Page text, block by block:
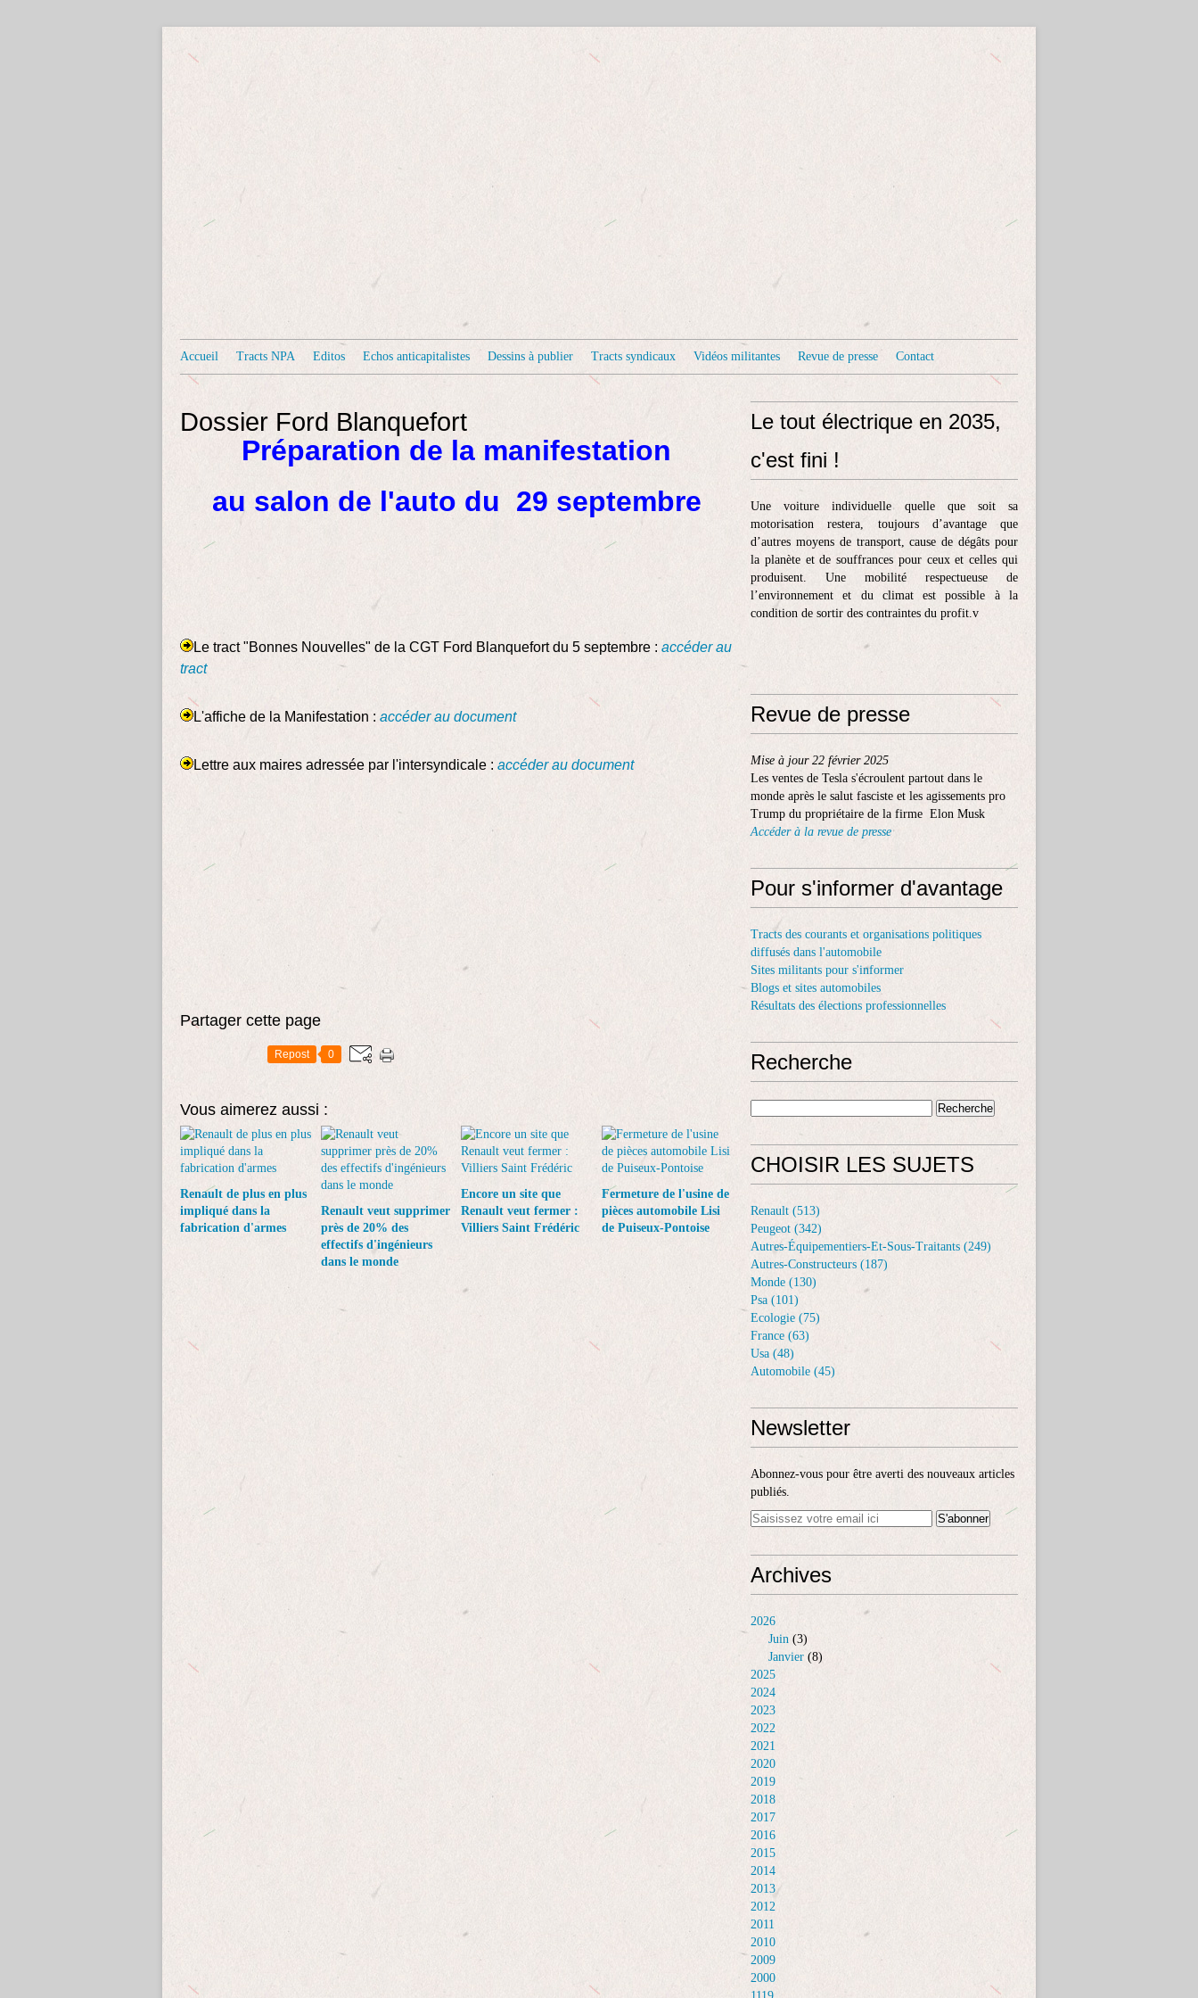
Accueil Tracts NPA Editos Echos anticapitalistes Dessins à publier Tracts syndicaux Vidéos militantes Revue de presse Contact
Dossier Ford Blanquefort
Préparation de la manifestation
au salon de l'auto du 29 septembre
Le tract "Bonnes Nouvelles" de la CGT Ford Blanquefort du 5 septembre : accéder au
tract
L'affiche de la Manifestation : accéder au document
Lettre aux maires adressée par l'intersyndicale : accéder au document
Partager cette page
Repost 0
Vous aimerez aussi :
Renault de plus en plus
impliqué dans la
fabrication d'armes
Renault veut supprimer
près de 20% des
effectifs d'ingénieurs
dans le monde
Encore un site que
Renault veut fermer :
Villiers Saint Frédéric
Fermeture de l'usine de
pièces automobile Lisi
de Puiseux-Pontoise
Le tout électrique en 2035,
c'est fini !
Une voiture individuelle quelle que soit sa
motorisation restera, toujours d’avantage que
d’autres moyens de transport, cause de dégâts pour
la planète et de souffrances pour ceux et celles qui
produisent. Une mobilité respectueuse de
l’environnement et du climat est possible à la
condition de sortir des contraintes du profit.v
Revue de presse
Mise à jour 22 février 2025
Les ventes de Tesla s'écroulent partout dans le
monde après le salut fasciste et les agissements pro
Trump du propriétaire de la firme Elon Musk
Accéder à la revue de presse
Pour s'informer d'avantage
Tracts des courants et organisations politiques
diffusés dans l'automobile
Sites militants pour s'informer
Blogs et sites automobiles
Résultats des élections professionnelles
Recherche
CHOISIR LES SUJETS
Renault (513)
Peugeot (342)
Autres-Équipementiers-Et-Sous-Traitants (249)
Autres-Constructeurs (187)
Monde (130)
Psa (101)
Ecologie (75)
France (63)
Usa (48)
Automobile (45)
Newsletter
Abonnez-vous pour être averti des nouveaux articles
publiés.
Archives
2026
Juin (3)
Janvier (8)
2025
2024
2023
2022
2021
2020
2019
2018
2017
2016
2015
2014
2013
2012
2011
2010
2009
2000